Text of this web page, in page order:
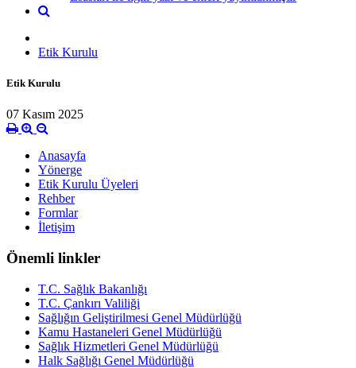
Etik Kurulu
Etik Kurulu
07 Kasım 2025
Anasayfa
Yönerge
Etik Kurulu Üyeleri
Rehber
Formlar
İletişim
Önemli linkler
T.C. Sağlık Bakanlığı
T.C. Çankırı Valiliği
Sağlığın Geliştirilmesi Genel Müdürlüğü
Kamu Hastaneleri Genel Müdürlüğü
Sağlık Hizmetleri Genel Müdürlüğü
Halk Sağlığı Genel Müdürlüğü